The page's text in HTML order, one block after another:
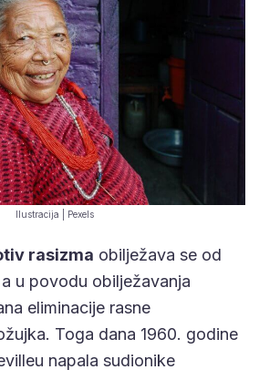
Ilustracija | Pexels
rasizma obilježava se od
u povodu obilježavanja
eliminacije rasne
Toga dana 1960. godine
napala sudionike